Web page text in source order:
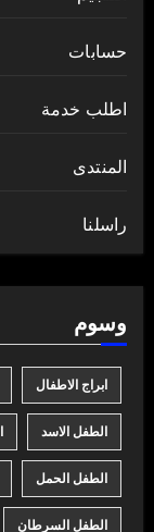
حسابات
اطلب خدمة
المنتدى
راسلنا
وسوم
ابراج الاطفال
الطفل الاسد
الطفل الحمل
الطفل السرطان